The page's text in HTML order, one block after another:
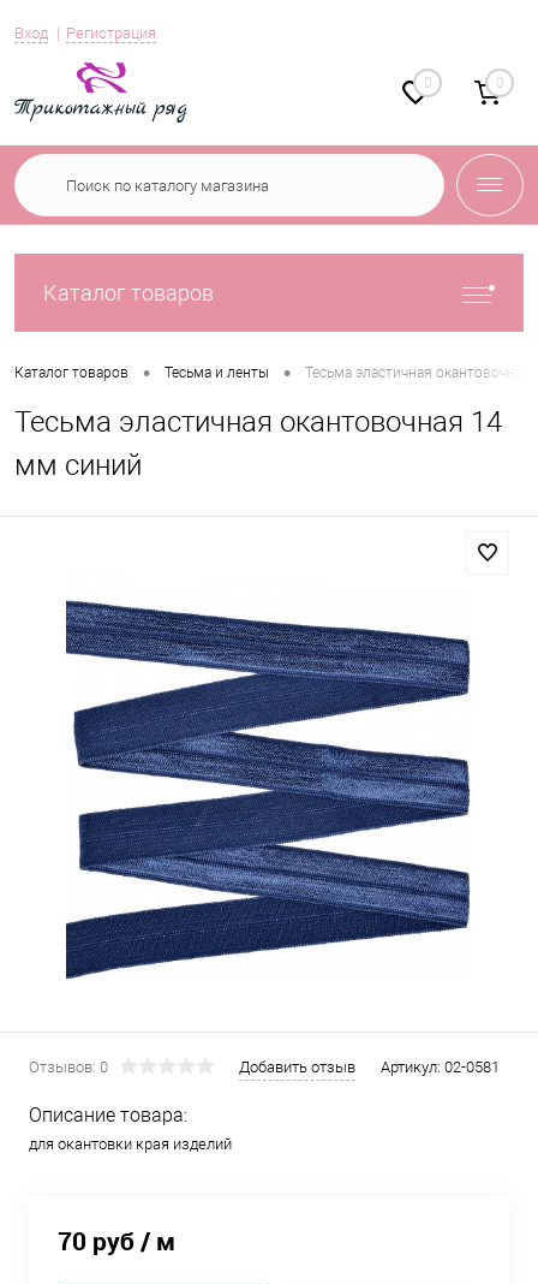
Вход Регистрация
0 0
Каталог товаров
Каталог товаров • Тесьма и ленты • Тесьма эластичная
Тесьма эластичная окантовочная 14
мм синий
Отзывов: 0 Добавить отзыв Артикул: 02-0581
Описание товара:
для окантовки края изделий
70 руб/ м